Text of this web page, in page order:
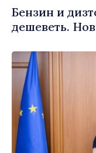
Бензин и
дешеветь.